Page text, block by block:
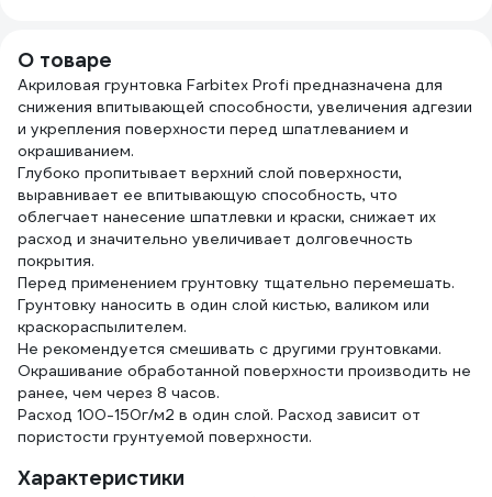
концентрат 1915/1
О товаре
Акриловая грунтовка Farbitex Profi предназначена для
снижения впитывающей способности, увеличения адгезии
и укрепления поверхности перед шпатлеванием и
окрашиванием.
Глубоко пропитывает верхний слой поверхности,
выравнивает ее впитывающую способность, что
облегчает нанесение шпатлевки и краски, снижает их
расход и значительно увеличивает долговечность
покрытия.
Перед применением грунтовку тщательно перемешать.
Грунтовку наносить в один слой кистью, валиком или
краскораспылителем.
Не рекомендуется смешивать с другими грунтовками.
Окрашивание обработанной поверхности производить не
ранее, чем через 8 часов.
Расход 100-150г/м2 в один слой. Расход зависит от
пористости грунтуемой поверхности.
Характеристики